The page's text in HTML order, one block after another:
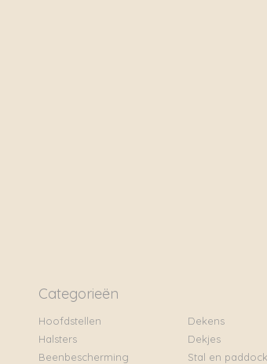
Categorieën
Hoofdstellen
Halsters
Beenbescherming
Dekens
Dekjes
Stal en paddock